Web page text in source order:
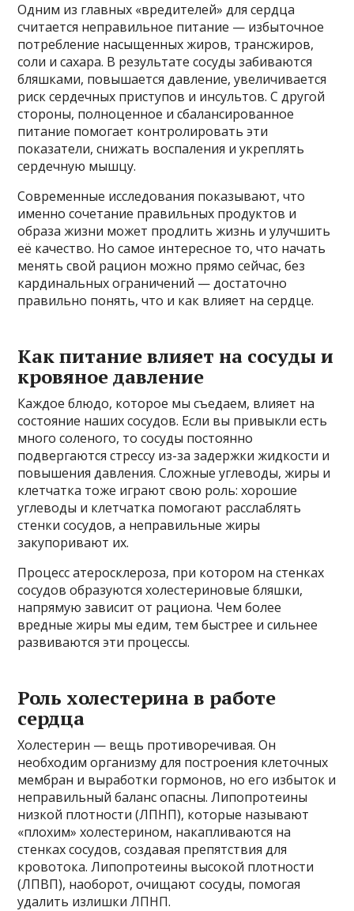
Одним из главных «вредителей» для сердца
считается неправильное питание — избыточное
потребление насыщенных жиров, трансжиров,
соли и сахара. В результате сосуды забиваются
бляшками, повышается давление, увеличивается
риск сердечных приступов и инсультов. С другой
стороны, полноценное и сбалансированное
питание помогает контролировать эти
показатели, снижать воспаления и укреплять
сердечную мышцу.
Современные исследования показывают, что
именно сочетание правильных продуктов и
образа жизни может продлить жизнь и улучшить
её качество. Но самое интересное то, что начать
менять свой рацион можно прямо сейчас, без
кардинальных ограничений — достаточно
правильно понять, что и как влияет на сердце.
Как питание влияет на сосуды и
кровяное давление
Каждое блюдо, которое мы съедаем, влияет на
состояние наших сосудов. Если вы привыкли есть
много соленого, то сосуды постоянно
подвергаются стрессу из-за задержки жидкости и
повышения давления. Сложные углеводы, жиры и
клетчатка тоже играют свою роль: хорошие
углеводы и клетчатка помогают расслаблять
стенки сосудов, а неправильные жиры
закупоривают их.
Процесс атеросклероза, при котором на стенках
сосудов образуются холестериновые бляшки,
напрямую зависит от рациона. Чем более
вредные жиры мы едим, тем быстрее и сильнее
развиваются эти процессы.
Роль холестерина в работе
сердца
Холестерин — вещь противоречивая. Он
необходим организму для построения клеточных
мембран и выработки гормонов, но его избыток и
неправильный баланс опасны. Липопротеины
низкой плотности (ЛПНП), которые называют
«плохим» холестерином, накапливаются на
стенках сосудов, создавая препятствия для
кровотока. Липопротеины высокой плотности
(ЛПВП), наоборот, очищают сосуды, помогая
удалить излишки ЛПНП.